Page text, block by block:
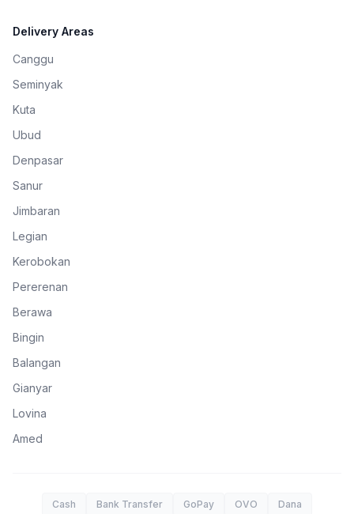
Delivery Areas
Canggu
Seminyak
Kuta
Ubud
Denpasar
Sanur
Jimbaran
Legian
Kerobokan
Pererenan
Berawa
Bingin
Balangan
Gianyar
Lovina
Amed
Cash Bank Transfer GoPay OVO Dana